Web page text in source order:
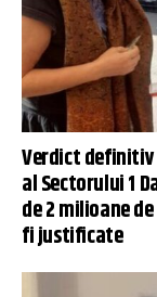
Verdict
al Sectorului 1
de 2 milioane
fi justificate